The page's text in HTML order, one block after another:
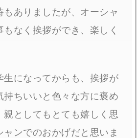
ありましたが、オーシャ
なく挨拶ができ、楽しく
生になってからも、挨拶が
持ちいいと色々な方に褒め
親としてもとても嬉しく思
ンでのおかげだと思いま